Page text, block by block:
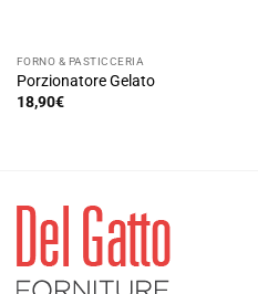
FORNO & PASTICCERIA
Porzionatore Gelato
18,90€
varianti.
opzioni
possono